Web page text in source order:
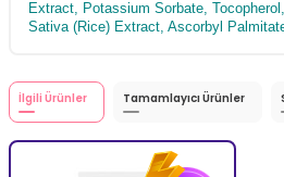
Extract, Potassium Sorbate,
Sativa (Rice) Extract, Ascorbyl
İlgili Ürünler Tamamlayıcı Ürünler